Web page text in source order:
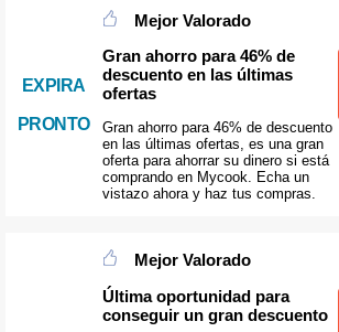
EXPIRA
PRONTO
Mejor Valorado
Gran ahorro para 46% de
descuento en las últimas
ofertas
Gran ahorro para 46% de descuento
en las últimas ofertas, es una gran
oferta para ahorrar su dinero si está
comprando en Mycook. Echa un
vistazo ahora y haz tus compras.
Mejor Valorado
Última oportunidad para
conseguir un gran descuento